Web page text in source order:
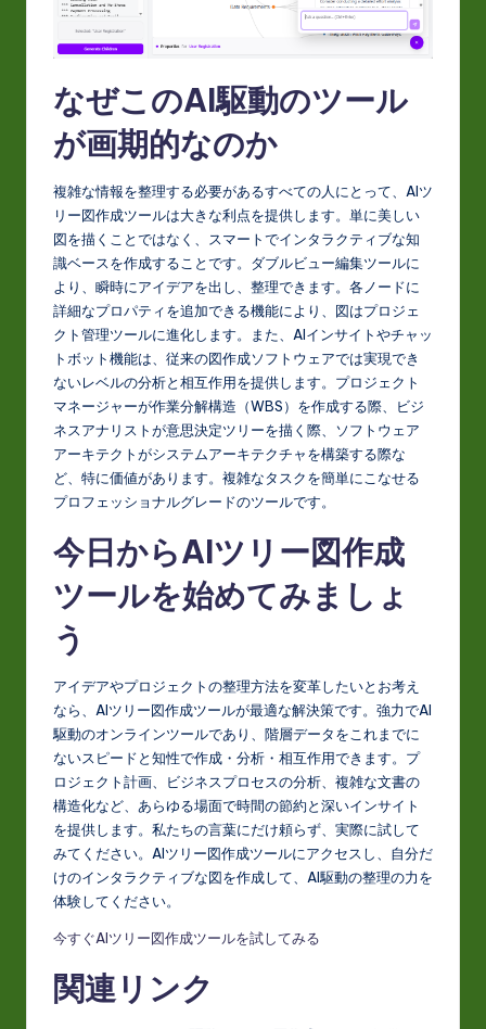
なぜこのAI駆動のツール
が画期的なのか
複雑な情報を整理する必要があるすべての人にとって、AIツ
リー図作成ツールは大きな利点を提供します。単に美しい
図を描くことではなく、スマートでインタラクティブな知
識ベースを作成することです。ダブルビュー編集ツールに
より、瞬時にアイデアを出し、整理できます。各ノードに
詳細なプロパティを追加できる機能により、図はプロジェ
クト管理ツールに進化します。また、AIインサイトやチャッ
トボット機能は、従来の図作成ソフトウェアでは実現でき
ないレベルの分析と相互作用を提供します。プロジェクト
マネージャーが作業分解構造（WBS）を作成する際、ビジ
ネスアナリストが意思決定ツリーを描く際、ソフトウェア
アーキテクトがシステムアーキテクチャを構築する際な
ど、特に価値があります。複雑なタスクを簡単にこなせる
プロフェッショナルグレードのツールです。
今日からAIツリー図作成
ツールを始めてみましょ
う
アイデアやプロジェクトの整理方法を変革したいとお考え
なら、AIツリー図作成ツールが最適な解決策です。強力でAI
駆動のオンラインツールであり、階層データをこれまでに
ないスピードと知性で作成・分析・相互作用できます。プ
ロジェクト計画、ビジネスプロセスの分析、複雑な文書の
構造化など、あらゆる場面で時間の節約と深いインサイト
を提供します。私たちの言葉にだけ頼らず、実際に試して
みてください。AIツリー図作成ツールにアクセスし、自分だ
けのインタラクティブな図を作成して、AI駆動の整理の力を
体験してください。
今すぐAIツリー図作成ツールを試してみる
関連リンク